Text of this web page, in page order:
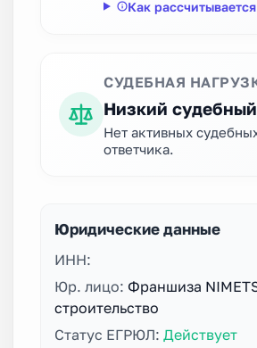
Как
СУДЕБНАЯ
Низкий
Нет активных
ответчика.
Юридические данные
ИНН:
Юр. лицо: Франшиза
строительство
Статус ЕГРЮЛ: Действует